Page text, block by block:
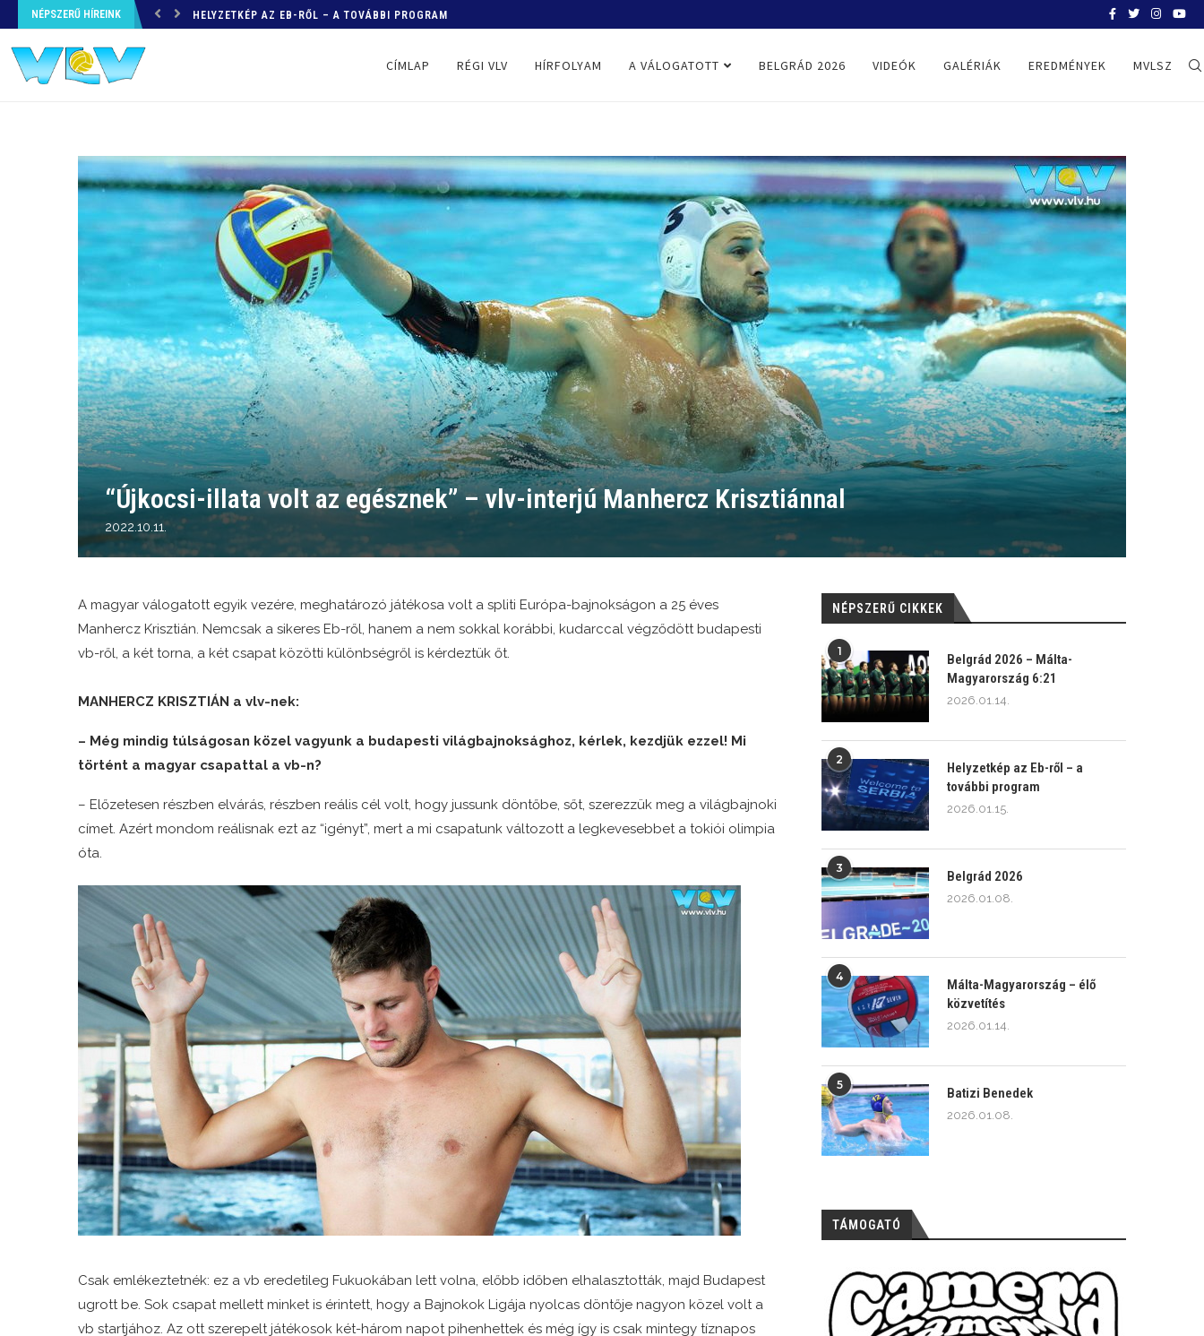
NÉPSZERŰ HÍREINK HELYZETKÉP AZ EB-RŐL – A TOVÁBBI PROGRAM
CÍMLAP RÉGI VLV HÍRFOLYAM A VÁLOGATOTT BELGRÁD 2026 VIDEÓK GALÉRIÁK EREDMÉNYEK MVLSZ
“Újkocsi-illata volt az egésznek” – vlv-interjú Manhercz Krisztiánnal
2022.10.11.
A magyar válogatott egyik vezére, meghatározó játékosa volt a spliti Európa-bajnokságon a 25 éves
Manhercz Krisztián. Nemcsak a sikeres Eb-ről, hanem a nem sokkal korábbi, kudarccal végződött budapesti
vb-ről, a két torna, a két csapat közötti különbségről is kérdeztük őt.
MANHERCZ KRISZTIÁN a vlv-nek:
– Még mindig túlságosan közel vagyunk a budapesti világbajnoksághoz, kérlek, kezdjük ezzel! Mi
történt a magyar csapattal a vb-n?
– Előzetesen részben elvárás, részben reális cél volt, hogy jussunk döntőbe, sőt, szerezzük meg a világbajnoki
címet. Azért mondom reálisnak ezt az “igényt”, mert a mi csapatunk változott a legkevesebbet a tokiói olimpia
óta.
Csak emlékeztetnék: ez a vb eredetileg Fukuokában lett volna, előbb időben elhalasztották, majd Budapest
ugrott be. Sok csapat mellett minket is érintett, hogy a Bajnokok Ligája nyolcas döntője nagyon közel volt a
vb startjához. Az ott szerepelt játékosok két-három napot pihenhettek és még így is csak mintegy tíznapos
NÉPSZERŰ CIKKEK
1
Belgrád 2026 – Málta-
Magyarország 6:21
2026.01.14.
2
Helyzetkép az Eb-ről – a
további program
2026.01.15.
3
Belgrád 2026
2026.01.08.
4
Málta-Magyarország – élő
közvetítés
2026.01.14.
5
Batizi Benedek
2026.01.08.
TÁMOGATÓ